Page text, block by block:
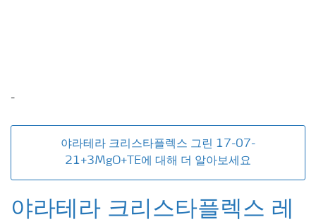
-
야라테라 크리스타플렉스 그린 17-07-
21+3MgO+TE에 대해 더 알아보세요
야라테라 크리스타플렉스 레